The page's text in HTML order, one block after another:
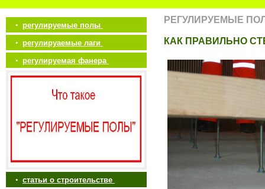
• регулируемые полы
• регулируаемые лаги
• регулируемая фанера
• статьи о строительстве
РЕГУЛИРУЕМЫЕ
КАК ПРАВИЛЬНО